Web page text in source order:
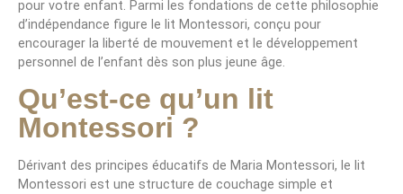
pour votre enfant. Parmi les fondations de cette philosophie
d’indépendance figure le lit Montessori, conçu pour
encourager la liberté de mouvement et le développement
personnel de l’enfant dès son plus jeune âge.
Qu’est-ce qu’un lit
Montessori ?
Dérivant des principes éducatifs de Maria Montessori, le lit
Montessori est une structure de couchage simple et